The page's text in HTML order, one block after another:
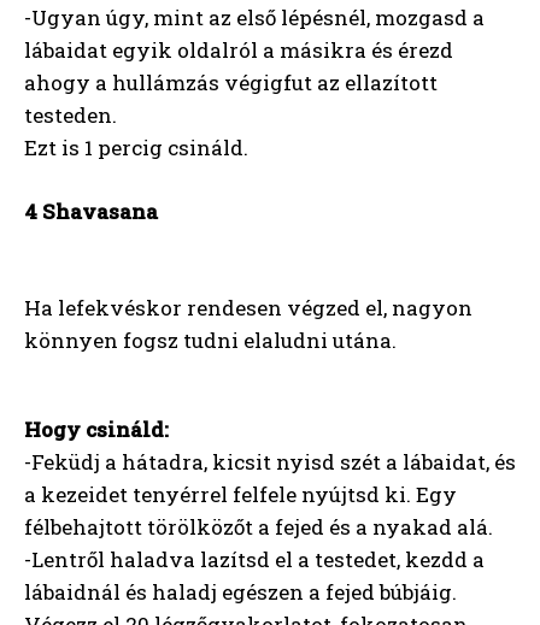
-Ugyan úgy, mint az első lépésnél, mozgasd a
lábaidat egyik oldalról a másikra és érezd
ahogy a hullámzás végigfut az ellazított
testeden.
Ezt is 1 percig csináld.
4 Shavasana
Ha lefekvéskor rendesen végzed el, nagyon
könnyen fogsz tudni elaludni utána.
Hogy csináld:
-Feküdj a hátadra, kicsit nyisd szét a lábaidat, és
a kezeidet tenyérrel felfele nyújtsd ki. Egy
félbehajtott törölközőt a fejed és a nyakad alá.
-Lentről haladva lazítsd el a testedet, kezdd a
lábaidnál és haladj egészen a fejed búbjáig.